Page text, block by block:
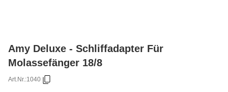
Amy Deluxe - Schliffadapter Für
Molassefänger 18/8
Art.Nr.:1040